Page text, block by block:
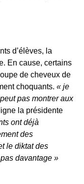
d’élèves, la
En cause, certains
de cheveux de
choquants. « je
pas montrer aux
la présidente
ont déjà
des
le diktat des
davantage »